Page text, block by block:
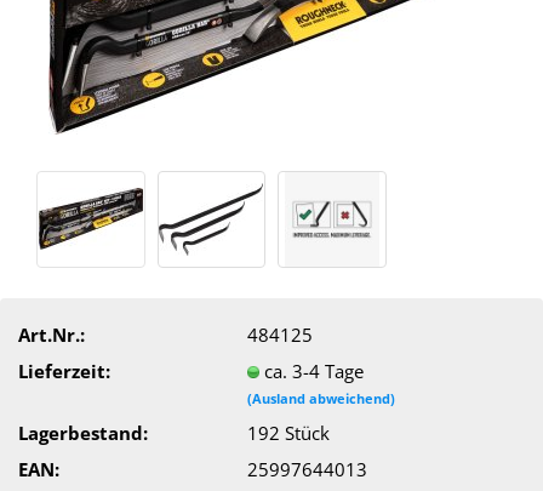
Art.Nr.:
484125
Lieferzeit:
ca. 3-4 Tage
(Ausland abweichend)
Lagerbestand: 192Stück
EAN:
25997644013